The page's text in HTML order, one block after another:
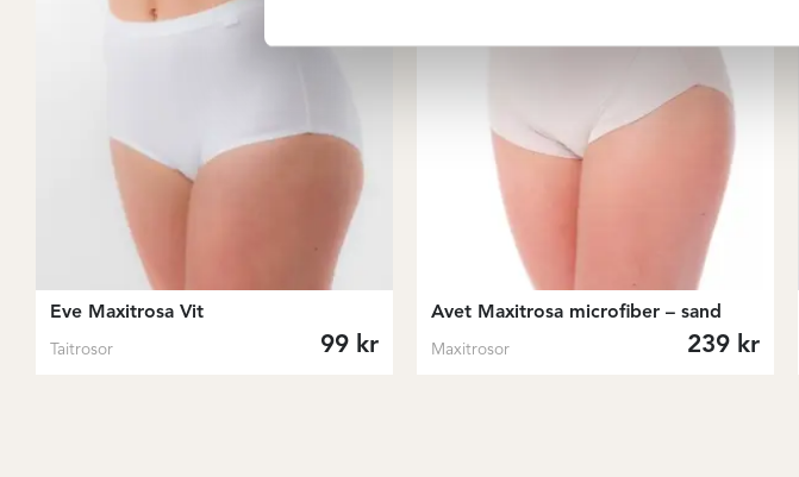
Eve Maxitrosa Vit
Taitrosor 99 kr
Avet Maxitrosa microfiber – sand
Maxitrosor 239 kr